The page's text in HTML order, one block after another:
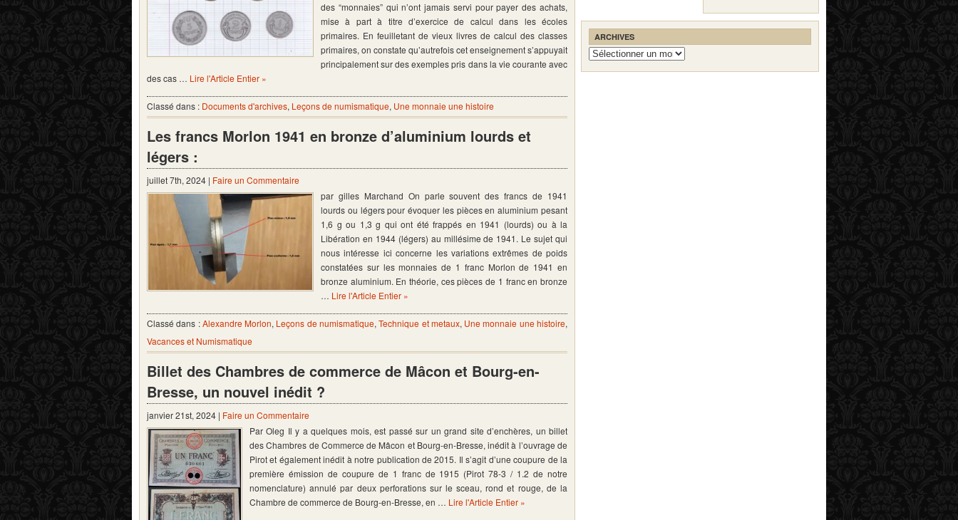
des “monnaies” qui n’ont jamais servi pour payer des achats,
mise à part à titre d’exercice de calcul dans les écoles
primaires. En feuilletant de vieux livres de calcul des classes
primaires, on constate qu’autrefois cet enseignement s’appuyait
principalement sur des exemples pris dans la vie courante avec
des cas … Lire l'Article Entier »
Classé dans : Documents d'archives, Leçons de numismatique, Une monnaie une histoire
Les francs Morlon 1941 en bronze d’aluminium lourds et
légers :
juillet 7th, 2024 | Faire un Commentaire
par gilles Marchand On parle souvent des francs de 1941
lourds ou légers pour évoquer les pièces en aluminium pesant
1,6 g ou 1,3 g qui ont été frappés en 1941 (lourds) ou à la
Libération en 1944 (légers) au millésime de 1941. Le sujet qui
nous intéresse ici concerne les variations extrêmes de poids
constatées sur les monnaies de 1 franc Morlon de 1941 en
bronze aluminium. En théorie, ces pièces de 1 franc en bronze
… Lire l'Article Entier »
Classé dans :Alexandre Morlon, Leçons de numismatique,Technique et metaux, Une monnaie une histoire,
Vacances et Numismatique
Billet des Chambres de commerce de Mâcon et Bourg-en-
Bresse, un nouvel inédit ?
janvier 21st, 2024 | Faire un Commentaire
Par Oleg Il y a quelques mois, est passé sur un grand site d’enchères, un billet
des Chambres de Commerce de Mâcon et Bourg-en-Bresse, inédit à l’ouvrage de
Pirot et également inédit à notre publication de 2015. Il s’agit d’une coupure de la
première émission de coupure de 1 franc de 1915 (Pirot 78-3 / 1.2 de notre
nomenclature) annulé par deux perforations sur le sceau, rond et rouge, de la
Chambre de commerce de Bourg-en-Bresse, en … Lire l'Article Entier »
ARCHIVES
Archives